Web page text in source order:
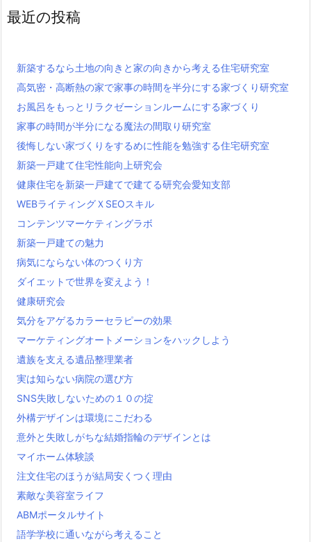
最近の投稿
新築するなら土地の向きと家の向きから考える住宅研究室
高気密・高断熱の家で家事の時間を半分にする家づくり研究室
お風呂をもっとリラクゼーションルームにする家づくり
家事の時間が半分になる魔法の間取り研究室
後悔しない家づくりをするめに性能を勉強する住宅研究室
新築一戸建て住宅性能向上研究会
健康住宅を新築一戸建てで建てる研究会愛知支部
WEBライティングＸSEOスキル
コンテンツマーケティングラボ
新築一戸建ての魅力
病気にならない体のつくり方
ダイエットで世界を変えよう！
健康研究会
気分をアゲるカラーセラピーの効果
マーケティングオートメーションをハックしよう
遺族を支える遺品整理業者
実は知らない病院の選び方
SNS失敗しないための１０の掟
外構デザインは環境にこだわる
意外と失敗しがちな結婚指輪のデザインとは
マイホーム体験談
注文住宅のほうが結局安くつく理由
素敵な美容室ライフ
ABMポータルサイト
語学学校に通いながら考えること